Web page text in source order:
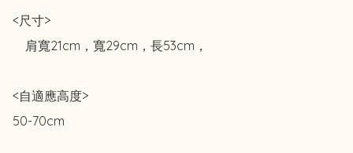
<尺寸>
肩寬21cm，寬29cm，長53cm，
<自適應高度>
50-70cm